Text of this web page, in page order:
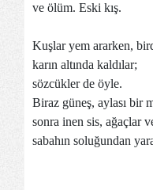
ve ölüm. Eski kış.
Kuşlar yem ararken,
karın altında kaldılar;
sözcükler de öyle.
Biraz güneş, aylası bir
sonra inen sis, ağaçlar
sabahın soluğundan